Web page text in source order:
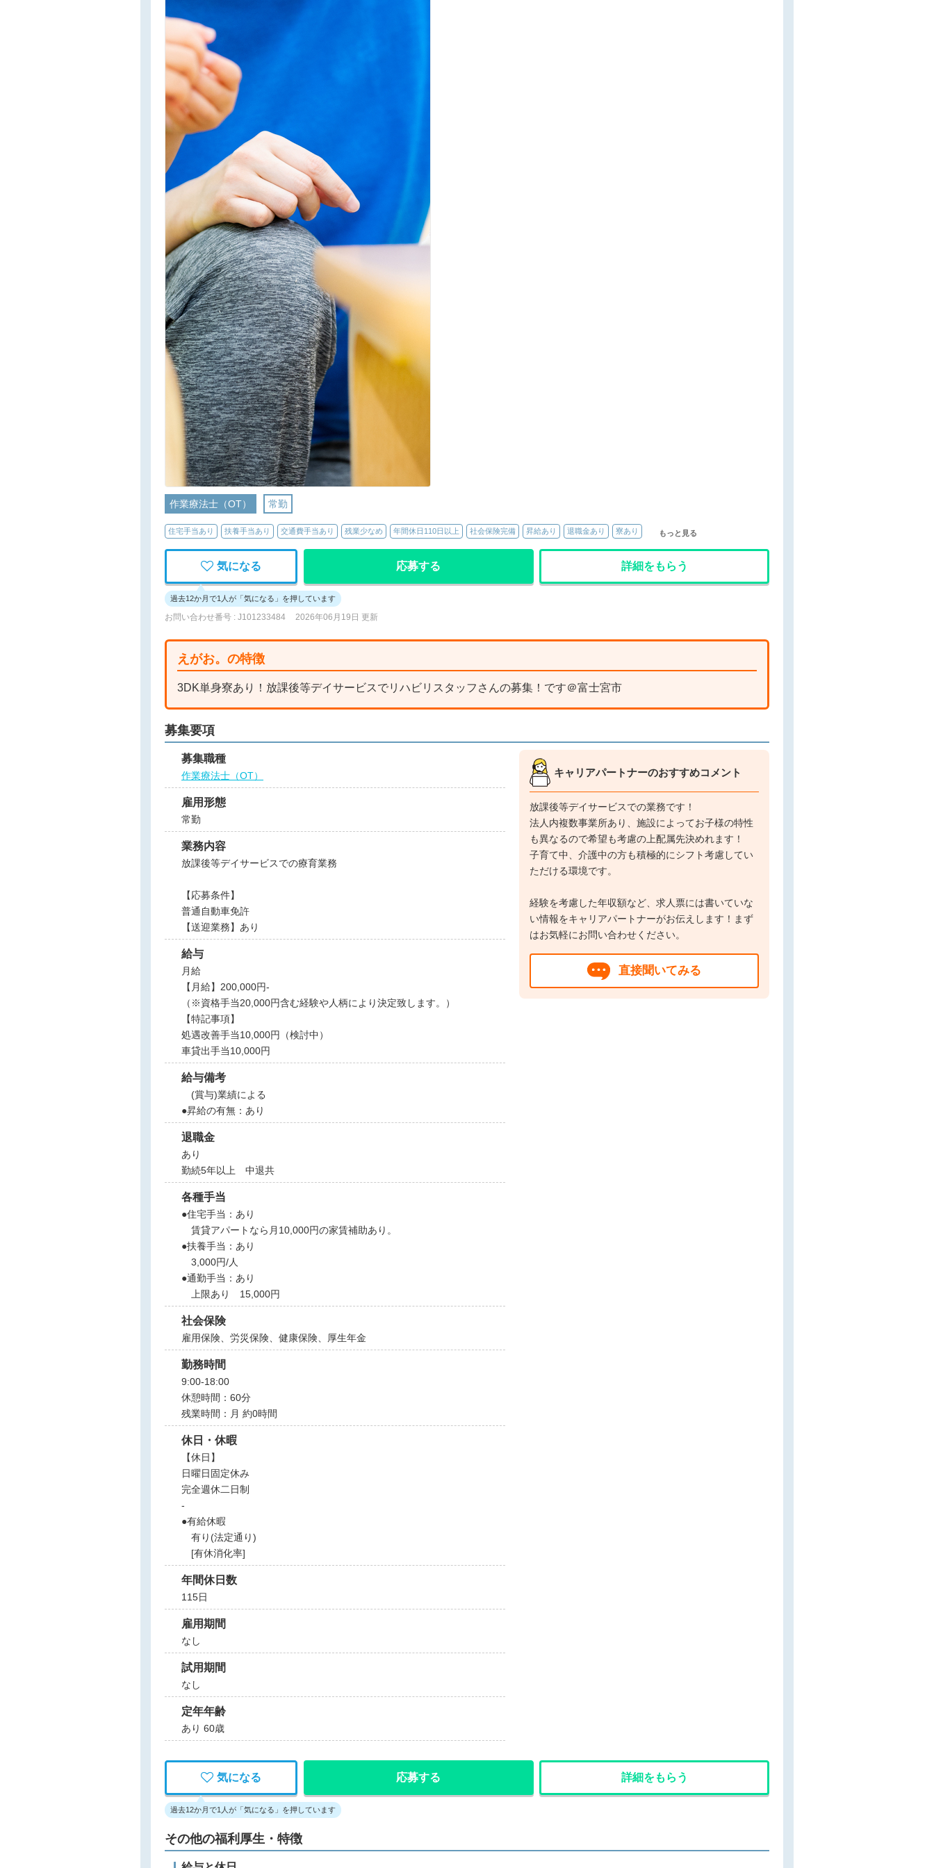
作業療法士（OT） 常勤
住宅手当あり 扶養手当あり 交通費手当あり 残業少なめ 年間休日110日以上 社会保険完備 昇給あり 退職金あり 寮あり もっと見る
気になる 応募する 詳細をもらう
過去12か月で1人が「気になる」を押しています
お問い合わせ番号 : J101233484 2026年06月19日 更新
えがお。の特徴
3DK単身寮あり！放課後等デイサービスでリハビリスタッフさんの募集！です＠富士宮市
募集要項
募集職種
作業療法士（OT）
雇用形態
常勤
業務内容
放課後等デイサービスでの療育業務
【応募条件】
普通自動車免許
【送迎業務】あり
給与
月給
【月給】200,000円-
（※資格手当20,000円含む経験や人柄により決定致します。）
【特記事項】
処遇改善手当10,000円（検討中）
車貸出手当10,000円
給与備考
(賞与)業績による
●昇給の有無：あり
退職金
あり
勤続5年以上 中退共
各種手当
●住宅手当：あり
賃貸アパートなら月10,000円の家賃補助あり。
●扶養手当：あり
3,000円/人
●通勤手当：あり
上限あり 15,000円
社会保険
雇用保険、労災保険、健康保険、厚生年金
勤務時間
9:00-18:00
休憩時間：60分
残業時間：月 約0時間
休日・休暇
【休日】
日曜日固定休み
完全週休二日制
-
●有給休暇
有り(法定通り)
[有休消化率]
年間休日数
115日
雇用期間
なし
試用期間
なし
定年年齢
あり 60歳
キャリアパートナーのおすすめコメント
放課後等デイサービスでの業務です！
法人内複数事業所あり、施設によってお子様の特性
も異なるので希望も考慮の上配属先決めれます！
子育て中、介護中の方も積極的にシフト考慮してい
ただける環境です。
経験を考慮した年収額など、求人票には書いていな
い情報をキャリアパートナーがお伝えします！まず
はお気軽にお問い合わせください。
直接聞いてみる
気になる 応募する 詳細をもらう
過去12か月で1人が「気になる」を押しています
その他の福利厚生・特徴